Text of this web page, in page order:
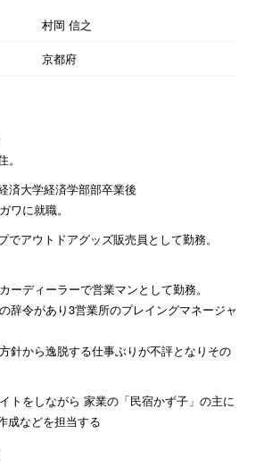
村岡 信之
京都府
済大学経済学部部卒業後
ワに就職。
でアウトドアグッズ販売員として勤務。
ーディーラーで営業マンとして勤務。
辞令があり3営業所のプレイングマネージャ
針から逸脱する仕事ぶりが不評となりその
トをしながら 家業の「民宿かず子」の主に
成などを担当する